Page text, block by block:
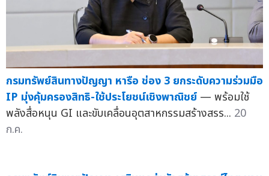
กรมทรัพย์สินทางปัญญา หารือ ช่อง 3 ยกระดับความร่วมมือ
IP มุ่งคุ้มครองสิทธิ-ใช้ประโยชน์เชิงพาณิชย์ — พร้อมใช้
พลังสื่อหนุน GI และขับเคลื่อนอุตสาหกรรมสร้างสรร... 20
ก.ค.